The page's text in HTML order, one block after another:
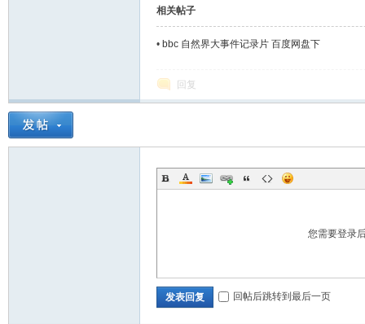
相关帖子
• bbc 自然界大事件记录片 百度网盘下
回复
您需要登录
发表回复 回帖后跳转到最后一页